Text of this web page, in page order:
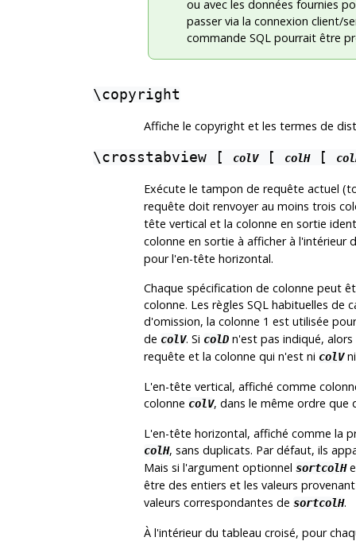
ou avec les données fournies
passer via la connexion client/
commande SQL pourrait être
\copyright
Affiche le copyright et les termes de
\crosstabview [ colV[ colH[
Exécute le tampon de requête actuel
requête doit renvoyer au moins trois
tête vertical et la colonne en sortie
colonne en sortie à afficher à l'intérieur
pour l'en-tête horizontal.
Chaque spécification de colonne peut
colonne. Les règles SQL habituelles de
d'omission, la colonne 1 est utilisée
de colV. Si colDn'est pas indiqué,
requête et la colonne qui n'est ni colV
L'en-tête vertical, affiché comme
colonne colV, dans le même ordre que
L'en-tête horizontal, affiché comme la
colH, sans duplicats. Par défaut, ils
Mais si l'argument optionnel sortcolH
être des entiers et les valeurs
valeurs correspondantes de sortcolH.
À l'intérieur du tableau croisé, pour